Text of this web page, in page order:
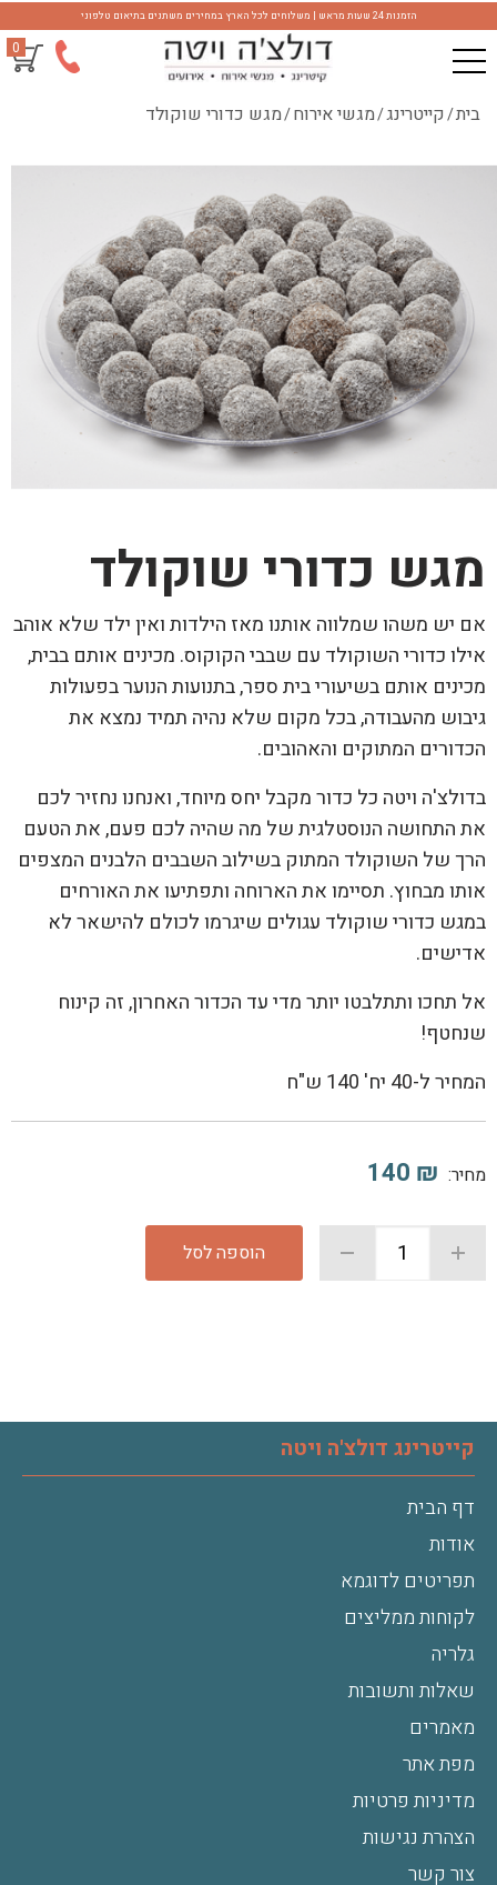
הזמנות 24 שעות מראש | משלוחים לכל הארץ במחירים משתנים בתיאום טלפוני
0
בית/קייטרינג/מגשי אירוח/מגש כדורי שוקולד
מגש כדורי שוקולד
אם יש משהו שמלווה אותנו מאז הילדות ואין ילד שלא אוהב
אילו כדורי השוקולד עם שבבי הקוקוס. מכינים אותם בבית,
מכינים אותם בשיעורי בית ספר, בתנועות הנוער בפעולות
גיבוש מהעבודה, בכל מקום שלא נהיה תמיד נמצא את
הכדורים המתוקים והאהובים.
בדולצ'ה ויטה כל כדור מקבל יחס מיוחד, ואנחנו נחזיר לכם
את התחושה הנוסטלגית של מה שהיה לכם פעם, את הטעם
הרך של השוקולד המתוק בשילוב השבבים הלבנים המצפים
אותו מבחוץ. תסיימו את הארוחה ותפתיעו את האורחים
במגש כדורי שוקולד עגולים שיגרמו לכולם להישאר לא
אדישים.
אל תחכו ותתלבטו יותר מדי עד הכדור האחרון, זה קינוח
שנחטף!
המחיר ל-40 יח' 140 ש"ח
מחיר: ₪
140
הוספה לסל
קייטרינג דולצ'ה ויטה
דף הבית
אודות
תפריטים לדוגמא
לקוחות ממליצים
גלריה
שאלות ותשובות
מאמרים
מפת אתר
מדיניות פרטיות
הצהרת נגישות
צור קשר